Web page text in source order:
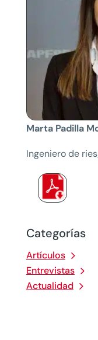
Categorías
Artículos
Entrevistas
Actualidad
Marta Padilla
Ingeniero de